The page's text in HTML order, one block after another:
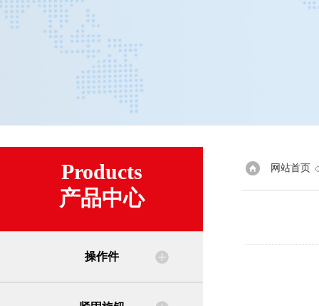
Products
产品中心
操作件
网站首页